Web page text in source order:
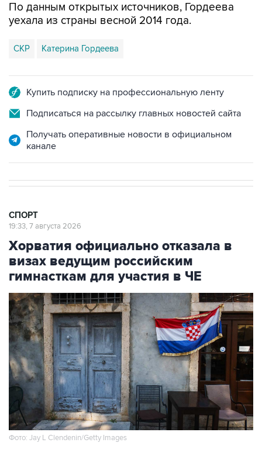
По данным открытых источников, Гордеева
уехала из страны весной 2014 года.
СКР Катерина Гордеева
Купить подписку на профессиональную ленту
Подписаться на рассылку главных новостей сайта
Получать оперативные новости в официальном
канале
СПОРТ
19:33, 7 августа 2026
Хорватия официально отказала в
визах ведущим российским
гимнасткам для участия в ЧЕ
Фото: Jay L Clendenin/Getty Images